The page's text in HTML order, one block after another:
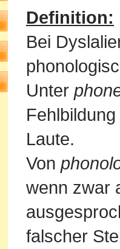
Definition:
Bei
Unter
Laute.
Von
wenn zwar
falscher